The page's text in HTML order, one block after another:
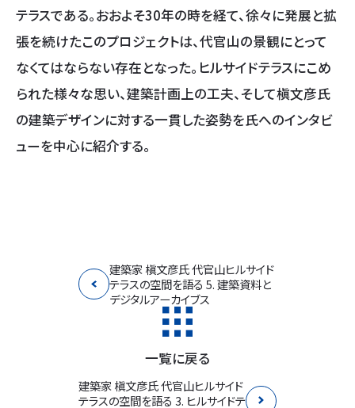
テラスである。おおよそ30年の時を経て、徐々に発展と拡
張を続けたこのプロジェクトは、代官山の景観にとって
なくてはならない存在となった。ヒルサイドテラスにこめ
られた様々な思い、建築計画上の工夫、そして槇文彦氏
の建築デザインに対する一貫した姿勢を氏へのインタビ
ューを中心に紹介する。
建築家 槇文彦氏 代官山ヒルサイド
テラスの空間を語る 5. 建築資料と
デジタルアーカイブス
一覧に戻る
建築家 槇文彦氏 代官山ヒルサイド
テラスの空間を語る 3. ヒルサイドテ